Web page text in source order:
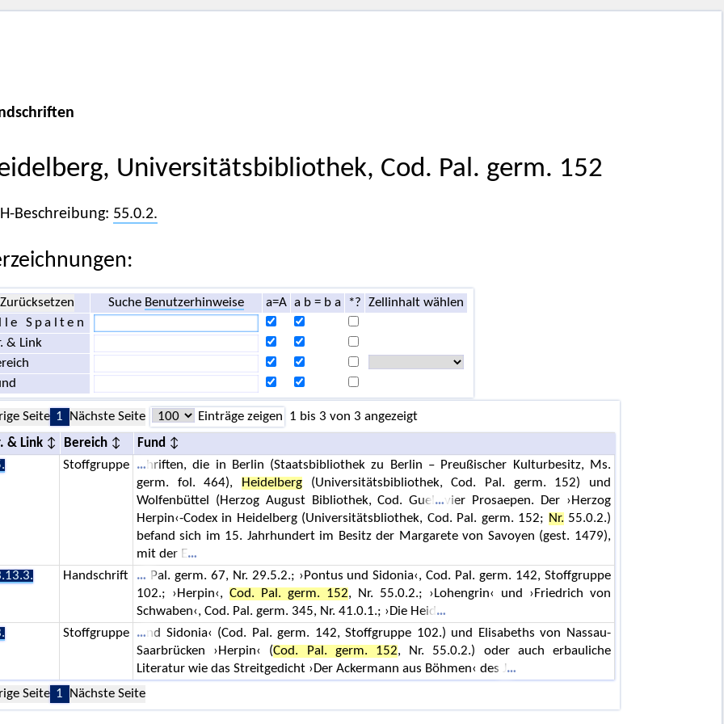
Universitätsbibliothek, Cod. Pal. germ. 152
Beschreibung: 55.0.2.
Zurücksetzen Suche Benutzerhinweise a=A a b = b a *?
Zellinhalt wählen
Spalten
& Link
Seite 1 Nächste Seite Einträge zeigen 1 bis 3 von 3 angezeigt
& Link Bereich
Fund
Stoffgruppe
hriften, die in Berlin (Staatsbibliothek zu Berlin – Preußischer Kulturbesitz, Ms.
germ. fol. 464),
Heidelberg(Universitätsbibliothek, Cod. Pal. germ. 152) und
Wolfenbüttel (Herzog August Bibliothek, Cod. Guel
vier Prosaepen. Der ›Herzog
Herpin‹-Codex in Heidelberg (Universitätsbliothek, Cod. Pal. germ. 152; Nr. 55.0.2.)
befand sich im 15. Jahrhundert im Besitz der Margarete von Savoyen (gest. 1479),
mit der E
Handschrift
Pal. germ. 67, Nr. 29.5.2.; ›Pontus und Sidonia‹, Cod. Pal. germ. 142, Stoffgruppe
102.; ›Herpin‹, Cod. Pal. germ. 152, Nr. 55.0.2.; ›Lohengrin‹ und ›Friedrich von
Schwaben‹, Cod. Pal. germ. 345, Nr. 41.0.1.; ›Die Heid
Stoffgruppe
nd Sidonia‹ (Cod. Pal. germ. 142, Stoffgruppe 102.) und Elisabeths von Nassau-
Saarbrücken ›Herpin‹ (Cod. Pal. germ. 152, Nr. 55.0.2.) oder auch erbauliche
Literatur wie das Streitgedicht ›Der Ackermann aus Böhmen‹ des J
Seite 1 Nächste Seite